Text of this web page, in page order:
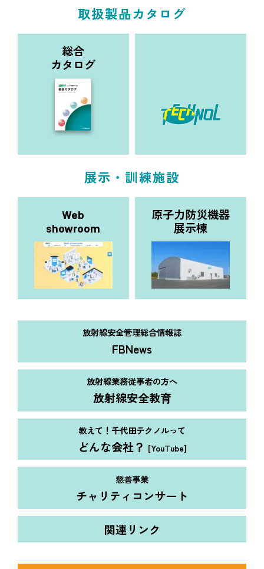
取扱製品カタログ
総合
カタログ
展示・訓練施設
Web
showroom
原子力防災機器
展示棟
放射線安全管理総合情報誌
FBNews
放射線業務従事者の方へ
放射線安全教育
教えて！千代田テクノルって
どんな会社？ [YouTube]
慈善事業
チャリティコンサート
関連リンク